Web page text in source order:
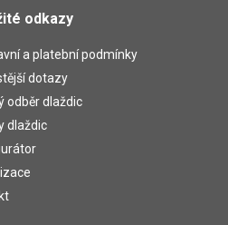
odkazy
a platební podmínky
dotazy
odběr dlaždic
dlaždic